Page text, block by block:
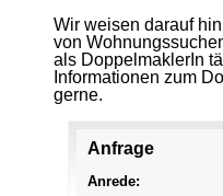
Wir weisen darauf
von
als DoppelmaklerIn
Informationen zum
gerne.
Anfrage
Anrede: